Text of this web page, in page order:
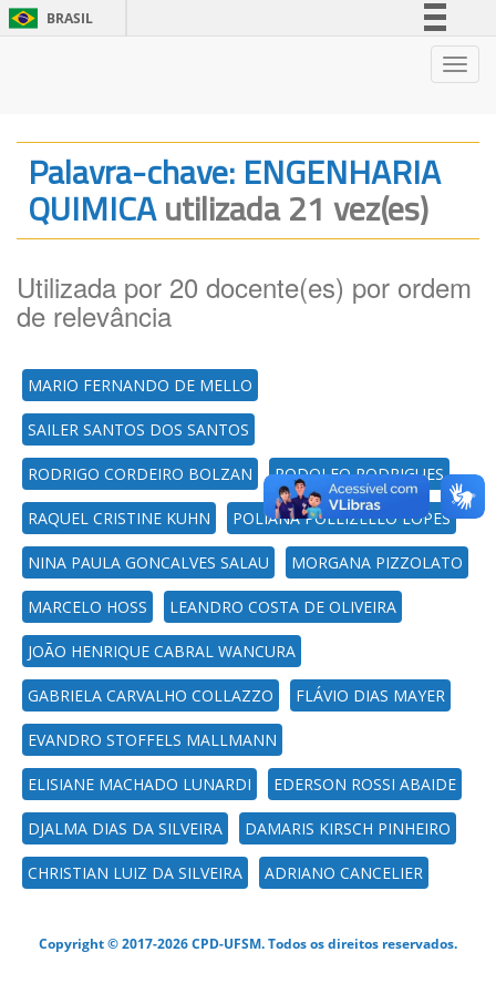
BRASIL
Legislação
Canais
Palavra-chave: ENGENHARIA
QUIMICAutilizada 21 vez(es)
Utilizada por 20 docente(es) por ordem
de relevância
MARIO FERNANDO DE MELLO
SAILER SANTOS DOS SANTOS
RODRIGO CORDEIRO BOLZAN RODOLFO RODRIGUES
RAQUEL CRISTINE KUHN POLIANA POLLIZELLO LOPES
NINA PAULA GONCALVES SALAU MORGANA PIZZOLATO
MARCELO HOSS LEANDRO COSTA DE OLIVEIRA
JOÃO HENRIQUE CABRAL WANCURA
GABRIELA CARVALHO COLLAZZO FLÁVIO DIAS MAYER
EVANDRO STOFFELS MALLMANN
ELISIANE MACHADO LUNARDI EDERSON ROSSI ABAIDE
DJALMA DIAS DA SILVEIRA DAMARIS KIRSCH PINHEIRO
CHRISTIAN LUIZ DA SILVEIRA ADRIANO CANCELIER
Copyright © 2017-2026 CPD-UFSM. Todos os direitos reservados.